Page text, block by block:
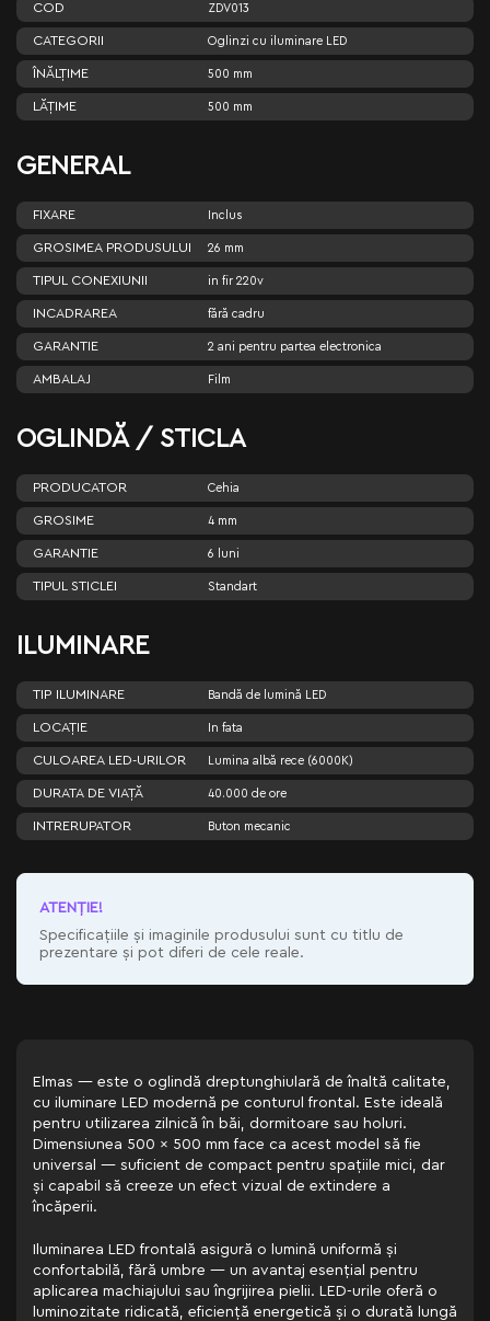
COD ZDV013
CATEGORII Oglinzi cu iluminare LED
ÎNĂLŢIME 500 mm
LĂŢIME 500 mm
GENERAL
FIXARE Inclus
GROSIMEA PRODUSULUI 26 mm
TIPUL CONEXIUNII in fir 220v
INCADRAREA fără cadru
GARANTIE 2 ani pentru partea electronica
AMBALAJ Film
OGLINDĂ / STICLA
PRODUCATOR Cehia
GROSIME 4 mm
GARANTIE 6 luni
TIPUL STICLEI Standart
ILUMINARE
TIP ILUMINARE Bandă de lumină LED
LOCAȚIE In fata
CULOAREA LED-URILOR Lumina albă rece (6000K)
DURATA DE VIAȚĂ 40.000 de ore
INTRERUPATOR Buton mecanic
ATENŢIE!
Specificațiile și imaginile produsului sunt cu titlu de
prezentare și pot diferi de cele reale.
Elmas — este o oglindă dreptunghiulară de înaltă calitate,
cu iluminare LED modernă pe conturul frontal. Este ideală
pentru utilizarea zilnică în băi, dormitoare sau holuri.
Dimensiunea 500 x 500 mm face ca acest model să fie
universal — suficient de compact pentru spațiile mici, dar
și capabil să creeze un efect vizual de extindere a
încăperii.
Iluminarea LED frontală asigură o lumină uniformă și
confortabilă, fără umbre — un avantaj esențial pentru
aplicarea machiajului sau îngrijirea pielii. LED-urile oferă o
luminozitate ridicată, eficiență energetică și o durată lungă